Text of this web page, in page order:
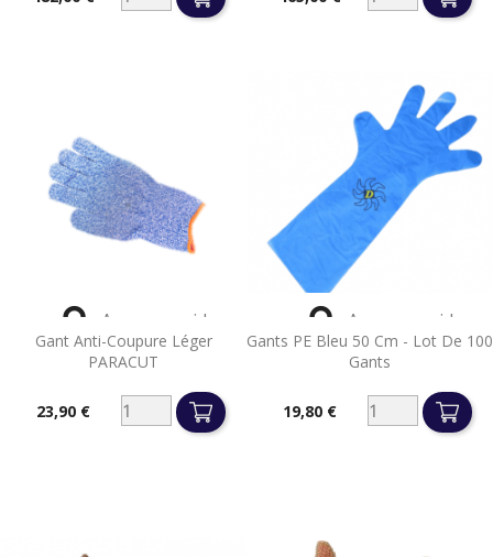
Gant Anti-Coupure Léger
PARACUT
23,90 €
 Aperçu rapide
Gants PE Bleu 50 Cm - Lot De 100
Gants
19,80 €
 Aperçu rapide